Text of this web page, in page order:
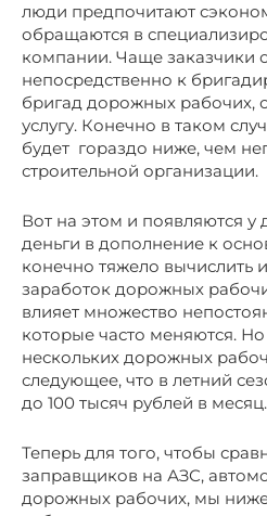
люди предпочитают
обращаются в
компании. Чаще заказчики
непосредственно к
бригад дорожных рабочих,
услугу. Конечно в таком
будет гораздо ниже, чем
строительной организации.
Вот на этом и появляются
деньги в дополнение к
конечно тяжело вычислить
заработок дорожных
влияет множество
которые часто меняются.
нескольких дорожных
следующее, что в летний
до 100 тысяч рублей в месяц.
Теперь для того, чтобы
заправщиков на АЗС,
дорожных рабочих, мы ниже